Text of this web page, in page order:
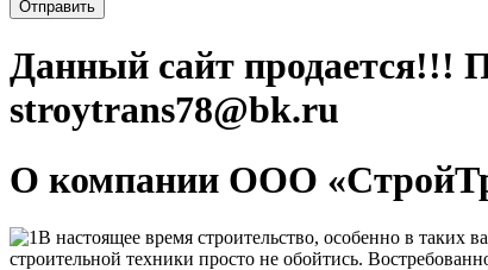
Отправить
Данный сайт продается!!!
stroytrans78@bk.ru
О компании ООО
В настоящее время строительство, особенно в таких
строительной техники просто не обойтись.